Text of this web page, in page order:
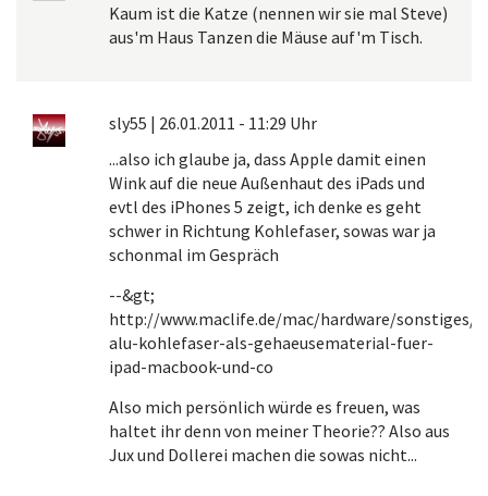
Kaum ist die Katze (nennen wir sie mal Steve)
aus'm Haus Tanzen die Mäuse auf'm Tisch.
sly55 | 26.01.2011 - 11:29 Uhr
...also ich glaube ja, dass Apple damit einen
Wink auf die neue Außenhaut des iPads und
evtl des iPhones 5 zeigt, ich denke es geht
schwer in Richtung Kohlefaser, sowas war ja
schonmal im Gespräch
--&gt;
http://www.maclife.de/mac/hardware/sonstiges/
alu-kohlefaser-als-gehaeusematerial-fuer-
ipad-macbook-und-co
Also mich persönlich würde es freuen, was
haltet ihr denn von meiner Theorie?? Also aus
Jux und Dollerei machen die sowas nicht...